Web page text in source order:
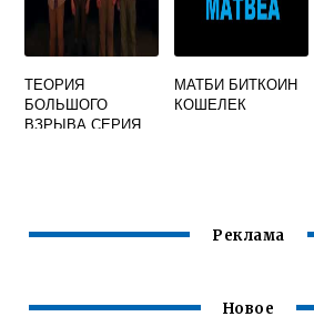
ТЕОРИЯ
БОЛЬШОГО
ВЗРЫВА СЕРИЯ
МАТБИ БИТКОИН
КОШЕЛЕК
Реклама
Новое